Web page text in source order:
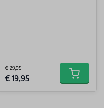
€ 29,95
Special Price
€ 19,95 Add to